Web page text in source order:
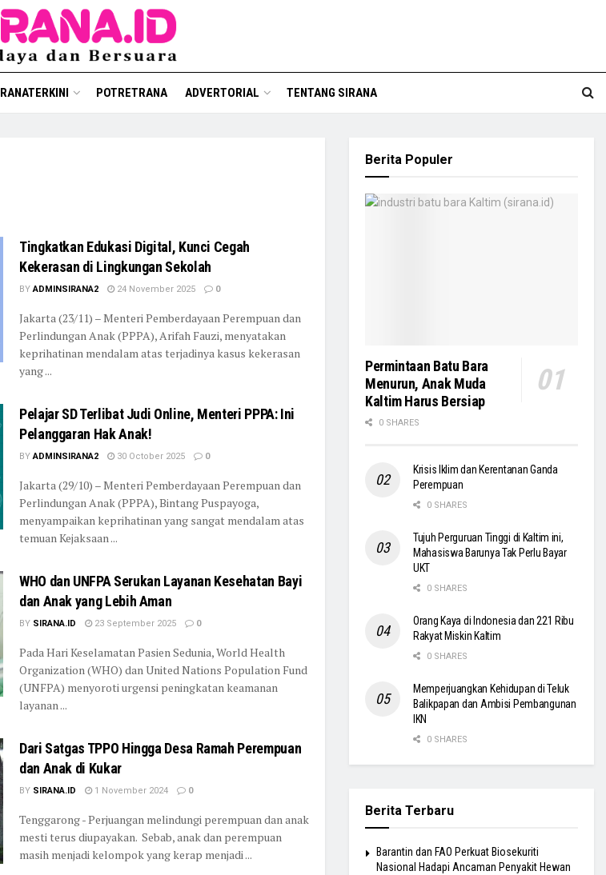
RANATERKINI POTRETRANA ADVERTORIAL TENTANG SIRANA
Tingkatkan Edukasi Digital, Kunci Cegah
Kekerasan di Lingkungan Sekolah
BY ADMINSIRANA2 24 November 2025 0
Jakarta (23/11) – Menteri Pemberdayaan Perempuan dan
Perlindungan Anak (PPPA), Arifah Fauzi, menyatakan
keprihatinan mendalam atas terjadinya kasus kekerasan
yang ...
Pelajar SD Terlibat Judi Online, Menteri PPPA: Ini
Pelanggaran Hak Anak!
BY ADMINSIRANA2 30 October 2025 0
Jakarta (29/10) – Menteri Pemberdayaan Perempuan dan
Perlindungan Anak (PPPA), Bintang Puspayoga,
menyampaikan keprihatinan yang sangat mendalam atas
temuan Kejaksaan ...
WHO dan UNFPA Serukan Layanan Kesehatan Bayi
dan Anak yang Lebih Aman
BY SIRANA.ID 23 September 2025 0
Pada Hari Keselamatan Pasien Sedunia, World Health
Organization (WHO) dan United Nations Population Fund
(UNFPA) menyoroti urgensi peningkatan keamanan
layanan ...
Dari Satgas TPPO Hingga Desa Ramah Perempuan
dan Anak di Kukar
BY SIRANA.ID 1 November 2024 0
Tenggarong - Perjuangan melindungi perempuan dan anak
mesti terus diupayakan. Sebab, anak dan perempuan
masih menjadi kelompok yang kerap menjadi ...
Berita Populer
Permintaan Batu Bara
Menurun, Anak Muda
Kaltim Harus Bersiap
0 SHARES
Krisis Iklim dan Kerentanan Ganda
Perempuan
0 SHARES
Tujuh Perguruan Tinggi di Kaltim ini,
Mahasiswa Barunya Tak Perlu Bayar
UKT
0 SHARES
Orang Kaya di Indonesia dan 221 Ribu
Rakyat Miskin Kaltim
0 SHARES
Memperjuangkan Kehidupan di Teluk
Balikpapan dan Ambisi Pembangunan
IKN
0 SHARES
Berita Terbaru
Barantin dan FAO Perkuat Biosekuriti
Nasional Hadapi Ancaman Penyakit Hewan